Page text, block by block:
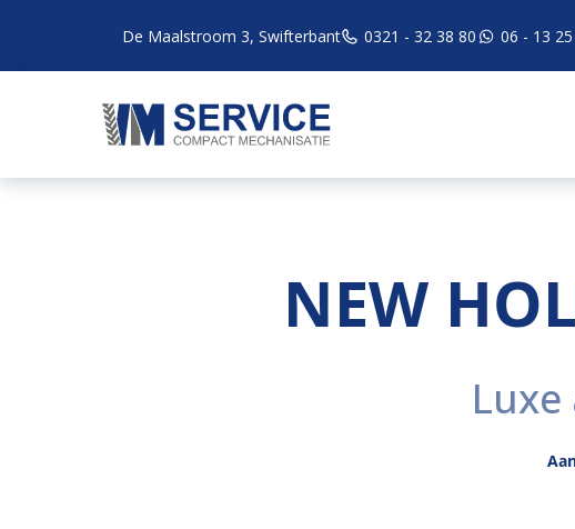
De Maalstroom 3, Swifterbant 0321 - 32 38 80 06 - 13
NEW